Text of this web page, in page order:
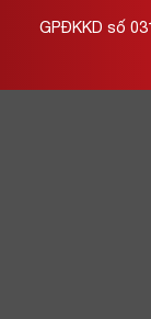
GPĐKKD số